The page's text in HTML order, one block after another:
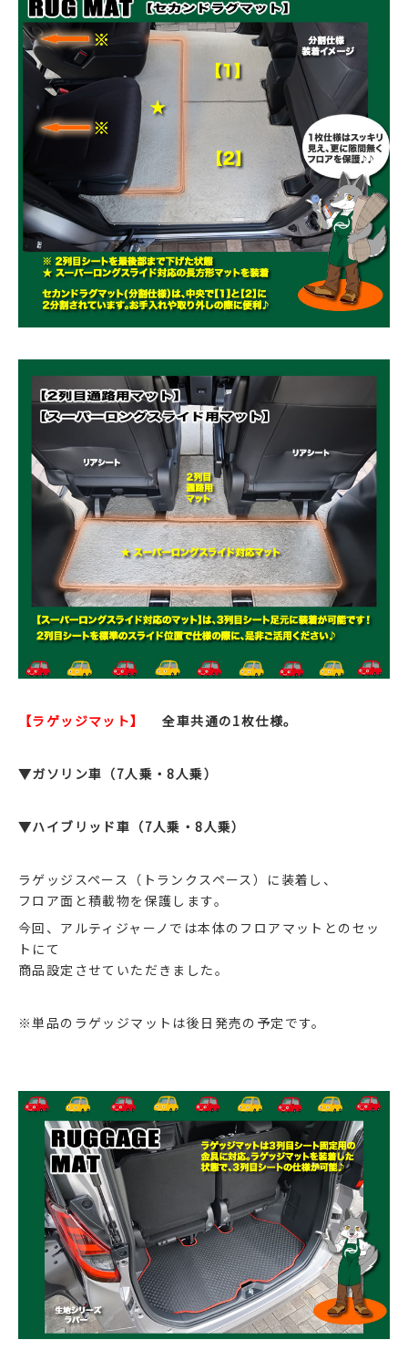
【ラゲッジマット】 全車共通の1枚仕様。
▼ガソリン車（7人乗・8人乗）
▼ハイブリッド車（7人乗・8人乗）
ラゲッジスペース（トランクスペース）に装着し、
フロア面と積載物を保護します。
今回、アルティジャーノでは本体のフロアマットとのセッ
トにて
商品設定させていただきました。
※単品のラゲッジマットは後日発売の予定です。